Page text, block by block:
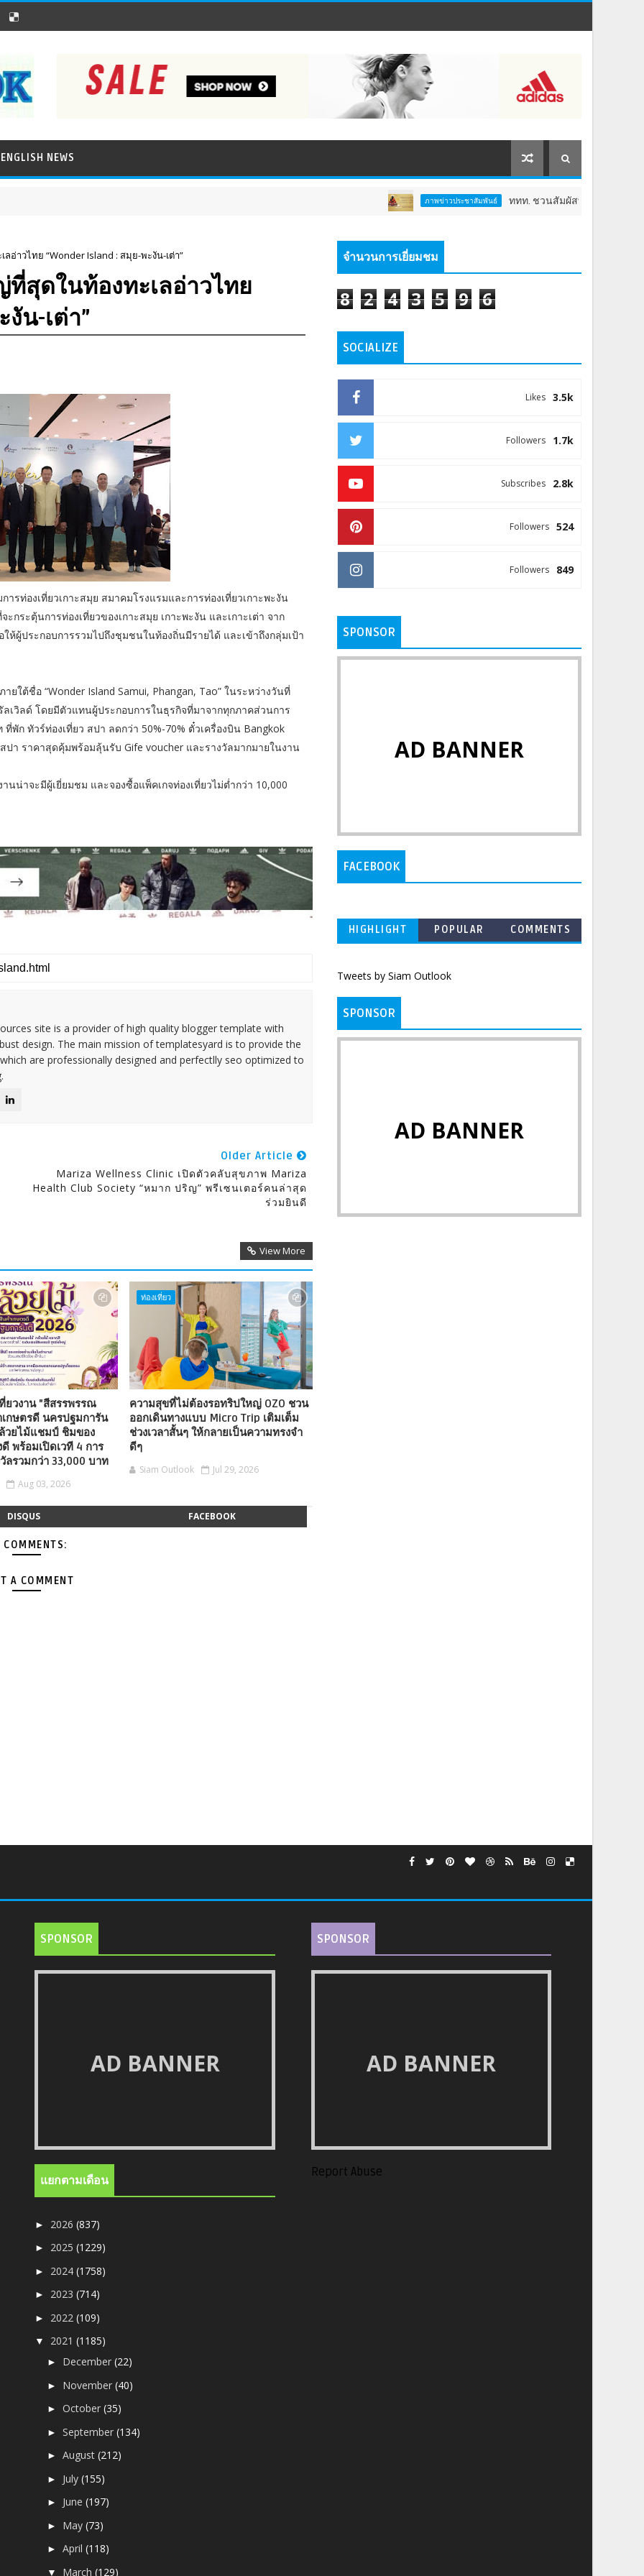
ENGLISH NEWS
ภาพข่าวประชาสัมพันธ์ ททท. ชวนสัมผัสพลังแห่งศรัทธา ร่วมงา
อ่าวไทย “Wonder Island : สมุย-พะงัน-เต่า”
ที่สุดในท้องทะเลอ่าวไทย
น-เต่า”
รท่องเที่ยวเกาะสมุย สมาคมโรงแรมและการท่องเที่ยวเกาะพะงัน
กระตุ้นการท่องเที่ยวของเกาะสมุย เกาะพะงัน และเกาะเต่า จาก
ห้ผู้ประกอบการรวมไปถึงชุมชนในท้องถิ่นมีรายได้ และเข้าถึงกลุ่มเป้า
ใต้ชื่อ “Wonder Island Samui, Phangan, Tao” ในระหว่างวันที่
วิลด์ โดยมีตัวแทนผู้ประกอบการในธุรกิจที่มาจากทุกภาคส่วนการ
พัก ทัวร์ท่องเที่ยว สปา ลดกว่า 50%-70% ตั๋วเครื่องบิน Bangkok
ปา ราคาสุดคุ้มพร้อมลุ้นรับ Gife voucher และรางวัลมากมายในงาน
น่าจะมีผู้เยี่ยมชม และจองซื้อแพ็คเกจท่องเที่ยวไม่ต่ำกว่า 10,000
site is a provider of high quality blogger template with
design. The main mission of templatesyard is to provide the
are professionally designed and perfectlly seo optimized to
Older Article
Mariza Wellness Clinic เปิดตัวคลับสุขภาพ Mariza
Health Club Society “หมาก ปริญ” พรีเซนเตอร์คนล่าสุด
ร่วมยินดี
View More
ยวงาน "สีสรรพรรณ
กษตรดี นครปฐมการัน
วยไม้แชมป์ ชิมของ
พร้อมเปิดเวที 4 การ
ลรวมกว่า 33,000 บาท
Aug 03, 2026
ท่องเที่ยว
ความสุขที่ไม่ต้องรอทริปใหญ่ OZO ชวน
ออกเดินทางแบบ Micro Trip เติมเต็ม
ช่วงเวลาสั้นๆ ให้กลายเป็นความทรงจำ
ดีๆ
Siam Outlook Jul 29, 2026
DISQUS FACEBOOK
COMMENTS:
A COMMENT
จำนวนการเยี่ยมชม
8 2 4 3 5 9 6
SOCIALIZE
3.5k
Likes
1.7k
Followers
2.8k
Subscribes
524
Followers
849
Followers
SPONSOR
AD BANNER
FACEBOOK
HIGHLIGHT POPULAR COMMENTS
Tweets by Siam Outlook
SPONSOR
AD BANNER
SPONSOR
AD BANNER
แยกตามเดือน
► 2026(837)
► 2025(1229)
► 2024(1758)
► 2023(714)
► 2022(109)
▼ 2021(1185)
► December(22)
► November(40)
►October(35)
►September(134)
►August(212)
► July(155)
► June(197)
► May(73)
►April(118)
▼ March(129)
SPONSOR
AD BANNER
Report Abuse